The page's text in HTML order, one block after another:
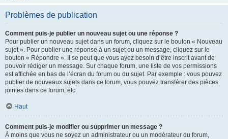
Problèmes de publication
Comment puis-je publier un nouveau sujet ou une réponse ?
Pour publier un nouveau sujet dans un forum, cliquez sur le bouton « Nouveau
sujet ». Pour publier une réponse à un sujet ou un message, cliquez sur le
bouton « Répondre ». Il se peut que vous ayez besoin d’être inscrit avant de
pouvoir rédiger un message. Sur chaque forum, une liste de vos permissions
est affichée en bas de l’écran du forum ou du sujet. Par exemple : vous pouvez
publier de nouveaux sujets dans ce forum, vous pouvez transférer des pièces
jointes dans ce forum, etc.
Haut
Comment puis-je modifier ou supprimer un message ?
À moins que vous ne soyez un administrateur ou un modérateur du forum,